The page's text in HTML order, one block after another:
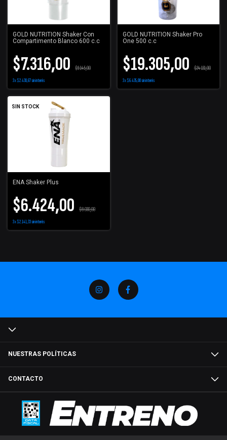
GOLD NUTRITION Shaker Con
Compartimento Blanco 600 c.c
$7.316,00 $9.145,00
3x$2.438,67sin interés
GOLD NUTRITION Shaker Pro
One 500 c.c
$19.305,00 $24.131,00
3x$6.435,00sin interés
SIN STOCK
ENA Shaker Plus
$6.424,00 $8.030,00
3x$2.141,33sin interés
NUESTRAS POLÍTICAS
CONTACTO